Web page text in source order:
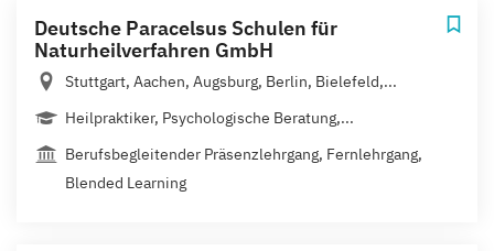
Deutsche Paracelsus Schulen für
Naturheilverfahren GmbH
Stuttgart, Aachen, Augsburg, Berlin, Bielefeld,...
Heilpraktiker, Psychologische Beratung,...
Berufsbegleitender Präsenzlehrgang, Fernlehrgang,
Blended Learning